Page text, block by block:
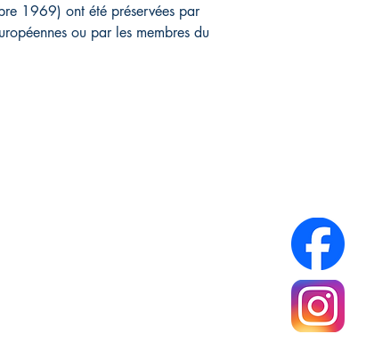
1969) ont été préservées par
ou par les membres du